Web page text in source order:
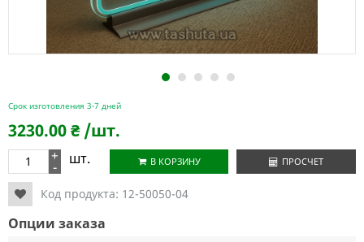
1 2 3 4 5
Срок изготовления 3-7 дней
3230.00₴ /шт.
+
- шт. В КОРЗИНУ ПРОСЧЕТ
Код продукта: 12-50050-04
Опции заказа